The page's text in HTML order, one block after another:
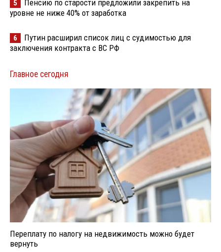
5
Пенсию по старости предложили закрепить на
уровне не ниже 40% от заработка
6
Путин расширил список лиц с судимостью для
заключения контракта с ВС РФ
Главное сегодня
Переплату по налогу на недвижимость можно будет
вернуть